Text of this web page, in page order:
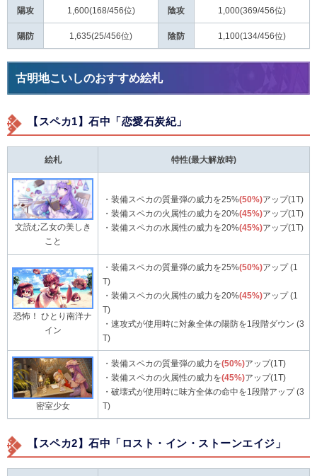
陽攻 1,600(168/456位) 陰攻 1,000(369/456位)
陽防 1,635(25/456位) 陰防 1,100(134/456位)
古明地こいしのおすすめ絵札
【スペカ1】石中「恋愛石炭紀」
絵札 特性(最大解放時)
文読む乙女の美しき
こと
・装備スペカの質量弾の威力を25%(50%)アップ(1T)
・装備スペカの火属性の威力を20%(45%)アップ(1T)
・装備スペカの水属性の威力を20%(45%)アップ(1T)
恐怖！ ひとり南洋ナ
イン
・装備スペカの質量弾の威力を25%(50%)アップ (1
T)
・装備スペカの火属性の威力を20%(45%)アップ (1
T)
・速攻式が使用時に対象全体の陽防を1段階ダウン (3
T)
密室少女
・装備スペカの質量弾の威力を(50%)アップ(1T)
・装備スペカの火属性の威力を(45%)アップ(1T)
・破壊式が使用時に味方全体の命中を1段階アップ (3
T)
【スペカ2】石中「ロスト・イン・ストーンエイジ」